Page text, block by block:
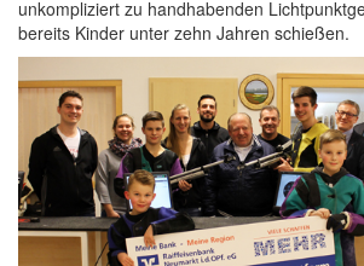
unkompliziert zu handhabenden
bereits Kinder unter zehn Jahren schießen.